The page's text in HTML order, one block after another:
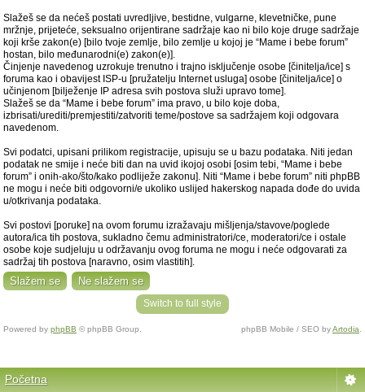
Slažeš se da nećeš postati uvredljive, bestidne, vulgarne, klevetničke, pune
mržnje, prijeteće, seksualno orijentirane sadržaje kao ni bilo koje druge sadržaje
koji krše zakon(e) [bilo tvoje zemlje, bilo zemlje u kojoj je “Mame i bebe forum”
hostan, bilo međunarodni(e) zakon(e)].
Činjenje navedenog uzrokuje trenutno i trajno isključenje osobe [činitelja/ice] s
foruma kao i obavijest ISP-u [pružatelju Internet usluga] osobe [činitelja/ice] o
učinjenom [bilježenje IP adresa svih postova služi upravo tome].
Slažeš se da “Mame i bebe forum” ima pravo, u bilo koje doba,
izbrisati/urediti/premjestiti/zatvoriti teme/postove sa sadržajem koji odgovara
navedenom.
Svi podatci, upisani prilikom registracije, upisuju se u bazu podataka. Niti jedan
podatak ne smije i neće biti dan na uvid ikojoj osobi [osim tebi, “Mame i bebe
forum” i onih-ako/što/kako podliježe zakonu]. Niti “Mame i bebe forum” niti phpBB
ne mogu i neće biti odgovorni/e ukoliko uslijed hakerskog napada dođe do uvida
u/otkrivanja podataka.
Svi postovi [poruke] na ovom forumu izražavaju mišljenja/stavove/poglede
autora/ica tih postova, sukladno čemu administratori/ce, moderatori/ce i ostale
osobe koje sudjeluju u održavanju ovog foruma ne mogu i neće odgovarati za
sadržaj tih postova [naravno, osim vlastitih].
Switch to full style
Powered by phpBB © phpBB Group. phpBB Mobile / SEO byArtodia
Početna